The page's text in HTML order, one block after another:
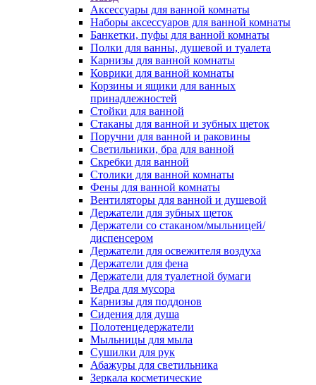
Аксессуары для ванной комнаты
Наборы аксессуаров для ванной комнаты
Банкетки, пуфы для ванной комнаты
Полки для ванны, душевой и туалета
Карнизы для ванной комнаты
Коврики для ванной комнаты
Корзины и ящики для ванных
принадлежностей
Стойки для ванной
Стаканы для ванной и зубных щеток
Поручни для ванной и раковины
Светильники, бра для ванной
Скребки для ванной
Столики для ванной комнаты
Фены для ванной комнаты
Вентиляторы для ванной и душевой
Держатели для зубных щеток
Держатели со стаканом/мыльницей/
диспенсером
Держатели для освежителя воздуха
Держатели для фена
Держатели для туалетной бумаги
Ведра для мусора
Карнизы для поддонов
Сидения для душа
Полотенцедержатели
Мыльницы для мыла
Сушилки для рук
Абажуры для светильника
Зеркала косметические